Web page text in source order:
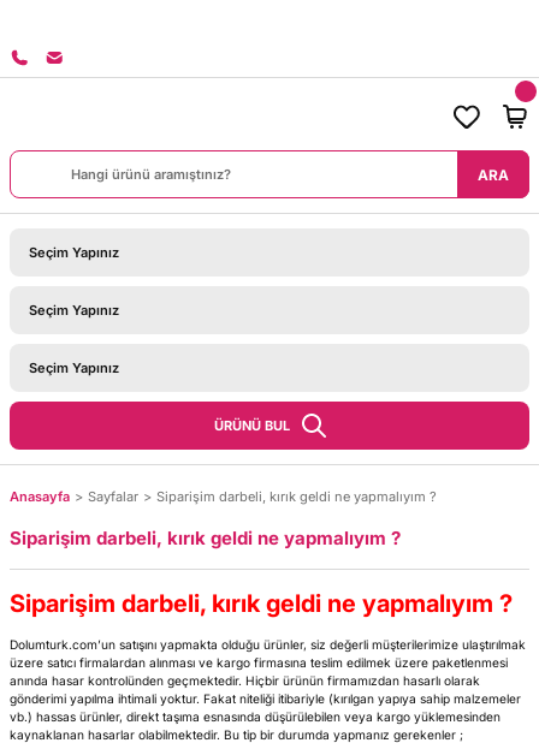
ARA
ÜRÜNÜ BUL
Anasayfa Sayfalar Siparişim darbeli, kırık geldi ne yapmalıyım ?
Siparişim darbeli, kırık geldi ne yapmalıyım ?
Siparişim darbeli, kırık geldi ne yapmalıyım ?
Dolumturk.com’un satışını yapmakta olduğu ürünler, siz değerli müşterilerimize ulaştırılmak
üzere satıcı firmalardan alınması ve kargo firmasına teslim edilmek üzere paketlenmesi
anında hasar kontrolünden geçmektedir. Hiçbir ürünün firmamızdan hasarlı olarak
gönderimi yapılma ihtimali yoktur. Fakat niteliği itibariyle (kırılgan yapıya sahip malzemeler
vb.) hassas ürünler, direkt taşıma esnasında düşürülebilen veya kargo yüklemesinden
kaynaklanan hasarlar olabilmektedir. Bu tip bir durumda yapmanız gerekenler ;